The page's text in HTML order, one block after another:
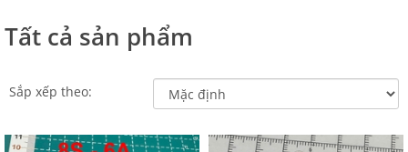
Tất cả sản phẩm
Sắp xếp theo: